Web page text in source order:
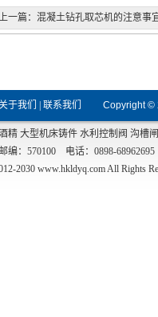
一篇： 混凝土钻孔取芯机的注意事
于我们 联系我们 Copyright
精 大型机床铸件 水利控制阀 沟槽
：570100 电话：0898-
2030 www.hkldyq.comAll Rights